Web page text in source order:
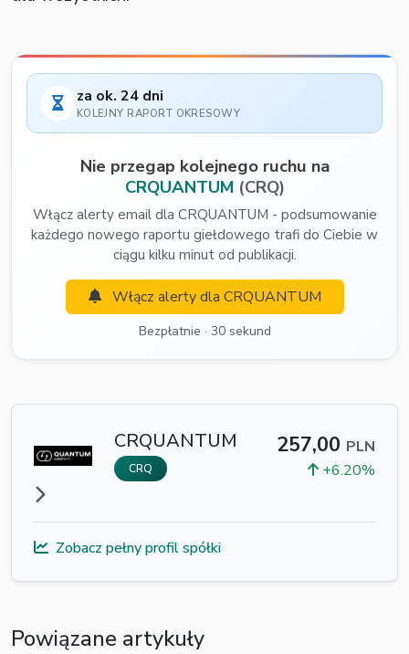
za ok. 24 dni
KOLEJNY RAPORT OKRESOWY
Nie przegap kolejnego ruchu na
CRQUANTUM (CRQ)
Włącz alerty email dla CRQUANTUM - podsumowanie
każdego nowego raportu giełdowego trafi do Ciebie w
ciągu kilku minut od publikacji.
Włącz alerty dla CRQUANTUM
Bezpłatnie · 30 sekund
CRQUANTUM
CRQ
257,00 PLN
+6.20%
Zobacz pełny profil spółki
Powiązane artykuły